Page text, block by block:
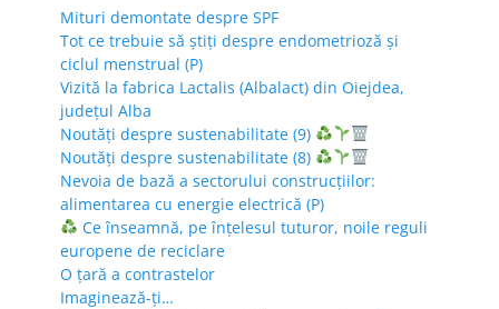
Mituri demontate despre SPF
Tot ce trebuie să știți despre endometrioză și
ciclul menstrual (P)
Vizită la fabrica Lactalis (Albalact) din Oiejdea,
județul Alba
Noutăți despre sustenabilitate (9)
Noutăți despre sustenabilitate (8)
Nevoia de bază a sectorului construcțiilor:
alimentarea cu energie electrică (P)
Ce înseamnă, pe înțelesul tuturor, noile reguli
europene de reciclare
O țară a contrastelor
Imaginează-ți…